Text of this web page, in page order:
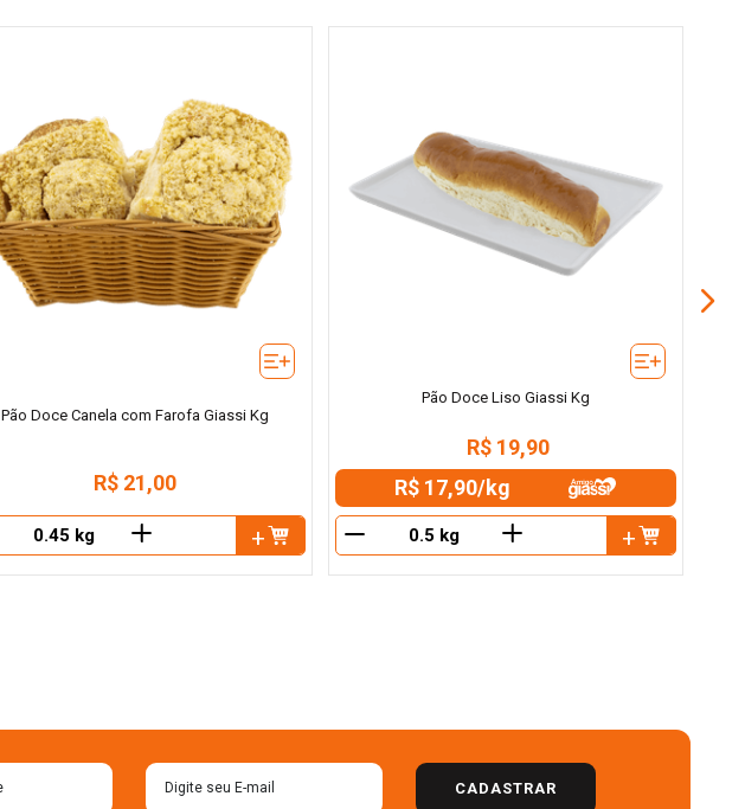
Pão Doce Canela com Farofa Giassi Kg
R$ 21,00
＋
Pão Doce Liso Giassi Kg
R$ 19,90
R$ 17,90/kg
＋
CADASTRAR